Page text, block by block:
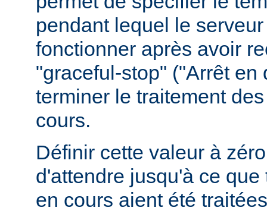
pendant lequel le
fonctionner après avoir
"graceful-stop" ("Arrêt en
terminer le traitement
cours.
Définir cette valeur à
d'attendre jusqu'à ce
en cours aient été